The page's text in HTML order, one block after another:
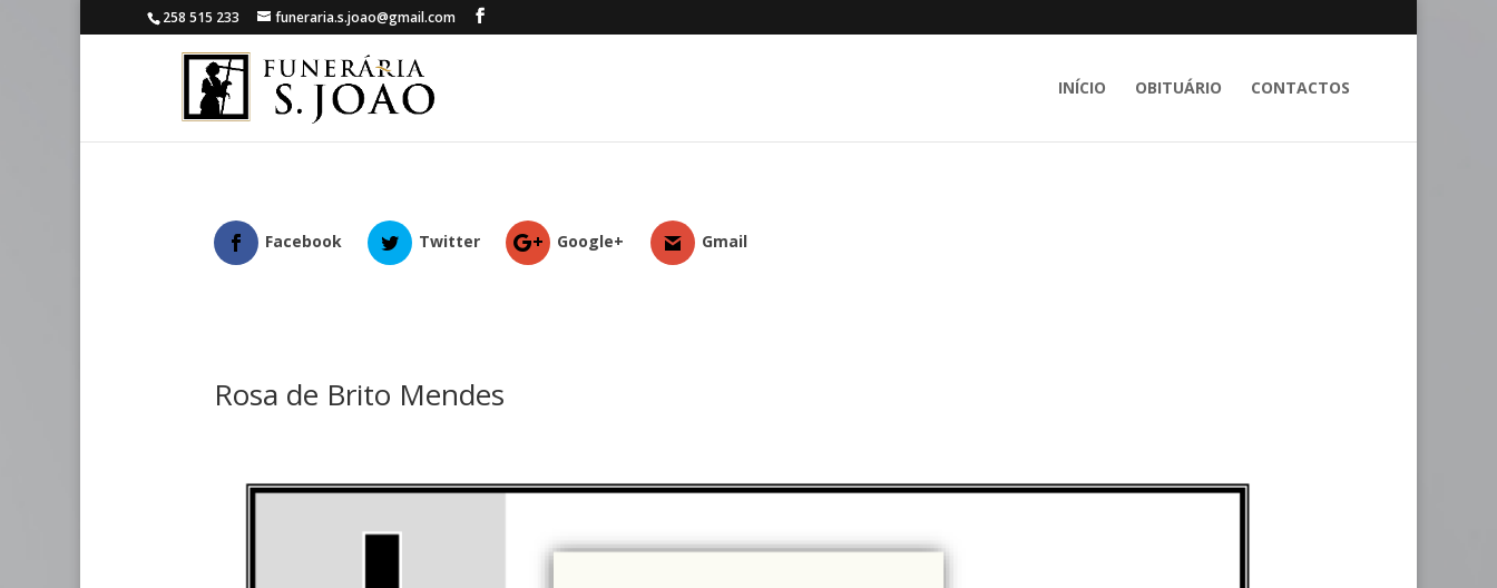
258 515 233 funeraria.s.joao@gmail.com
INÍCIO OBITUÁRIO CONTACTOS
Facebook Twitter Google+ Gmail
Rosa de Brito Mendes